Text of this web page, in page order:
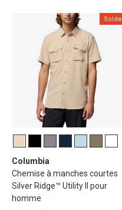
Solde
Columbia
Chemise à manches courtes
Silver Ridge™ Utility II pour
homme